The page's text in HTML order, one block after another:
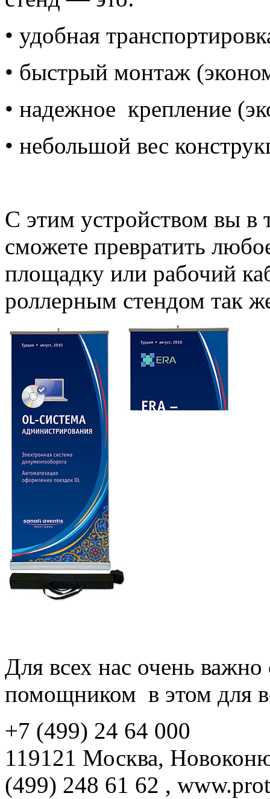
• удобная
• быстрый монтаж
• надежное крепление
• небольшой вес
С этим устройством вы в
сможете превратить
площадку или рабочий
роллерным стендом так
Для всех нас очень
помощником в этом для
+7 (499) 24 64 000
119121 Москва,
(499) 248 61 62 ,